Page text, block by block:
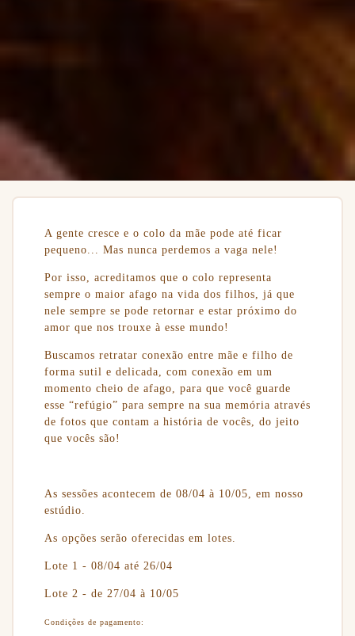
A gente cresce e o colo da mãe pode até ficar
pequeno... Mas nunca perdemos a vaga nele!
Por isso, acreditamos que o colo representa
sempre o maior afago na vida dos filhos, já que
nele sempre se pode retornar e estar próximo do
amor que nos trouxe à esse mundo!
Buscamos retratar conexão entre mãe e filho de
forma sutil e delicada, com conexão em um
momento cheio de afago, para que você guarde
esse “refúgio” para sempre na sua memória através
de fotos que contam a história de vocês, do jeito
que vocês são!
As sessões acontecem de 08/04 à 10/05, em nosso
estúdio.
As opções serão oferecidas em lotes.
Lote 1 - 08/04 até 26/04
Lote 2 - de 27/04 à 10/05
Condições de pagamento: